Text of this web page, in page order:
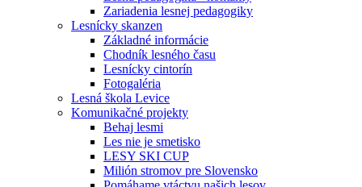
Zariadenia lesnej pedagogiky
Lesnícky skanzen
Základné informácie
Chodník lesného času
Lesnícky cintorín
Fotogaléria
Lesná škola Levice
Komunikačné projekty
Behaj lesmi
Les nie je smetisko
LESY SKI CUP
Milión stromov pre Slovensko